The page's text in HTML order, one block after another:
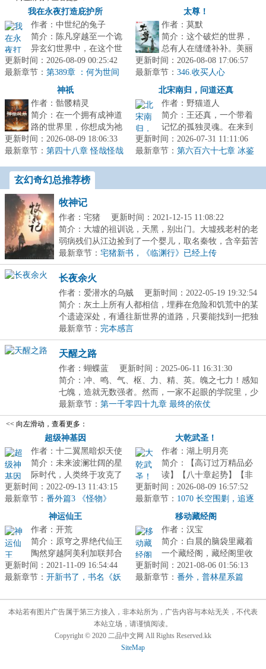
我在永夜打造庇护所
作者：中世纪的兔子
简介：陈凡穿越至一个诡
异玄幻世界中，在这个世
界，黑夜降临后，无数诡
物肆虐人间。他通过穿越
自带的永夜...
更新时间：2026-08-09 00:25:42
最新章节： 第389章 ：何为世间
太尊！
作者：莫默
简介：这个破烂的世界，
总有人在缝缝补补。美丽
的狐妖显化人身，毛茸茸
的尾巴在身后摇曳生姿，
望着少年：...
更新时间：2026-08-08 17:06:57
最新章节： 346.收买人心
神祇
作者：骷髅精灵
简介：在一个拥有成神道
路的世界里，你想成为祂
吗？克苏鲁风格，并非以
前的热血青春风。思考很
更新时间：2026-08-09 18:06:33
最新章节： 第四十八章 怪哉怪哉
北宋南归，问道还真
作者：野猫道人
简介：王还真，一个带着
记忆的孤独灵魂。在来到
这个世界之后，亲眼目睹
了金人屠村。他和来送饭
更新时间：2026-07-31 11:11:06
最新章节： 第六百六十七章 冰鉴
玄幻奇幻总推荐榜
牧神记
作者：宅猪
更新时间：2021-12-15 11:08:22
简介：大墟的祖训说，天黑，别出门。大墟残老村的老
弱病残们从江边捡到了一个婴儿，取名秦牧，含辛茹苦
将...
最新章节： 宅猪新书，《临渊行》已经上传
长夜余火
作者：爱潜水的乌贼
更新时间：2022-05-19 19:32:54
简介：灰土上所有人都相信，埋葬在危险和饥荒中的某
个遗迹深处，有通往新世界的道路，只要能找到一把独
特...
最新章节： 完本感言
天醒之路
作者：蝴蝶蓝
更新时间：2025-06-11 16:31:30
简介：冲、鸣、气、枢、力、精、英。魄之七力！感知
七魄，造就无数强者。然而，一家不起眼的学院里，少
年...
最新章节： 第一千零四十九章 最终的依仗
<< 向左滑动，查看更多：
超级神基因
作者：十二翼黑暗炽天使
简介：未来波澜壮阔的星
际时代，人类终于攻克了
空间传送技术，可是当人
类传送到另一端的时候，
却发现那里...
更新时间：2022-09-13 11:43:15
最新章节： 番外篇3 《怪物》
大乾武圣！
作者：湖上明月亮
简介：【高订过万精品必
读】【八十章起势】【非
常规视角】陈平安穿越数
年，在便宜老爹临死前的
运作下，成...
更新时间：2026-08-09 16:57:52
最新章节： 1070 长空围剿，追逐
神运仙王
作者：开荒
简介：原穹之界绝代仙王
陶然穿越阿美利加联邦合
众国，借体重生，化身安
德烈·李·威尔顿斯坦，成
更新时间：2021-11-09 16:54:44
最新章节： 开新书了，书名《妖
移动藏经阁
作者：汉宝
简介：白晨的脑袋里藏着
一个藏经阁，藏经阁里收
尽天下武学……开通了公
众微.信.号，可以搜索...
更新时间：2021-08-06 01:56:13
最新章节： 番外，普林星系篇
本站若有图片广告属于第三方接入，非本站所为，广告内容与本站无关，不代表
本站立场，请谨慎阅读。
Copyright © 2020 二品中文网 All Rights Reserved.kk
SiteMap